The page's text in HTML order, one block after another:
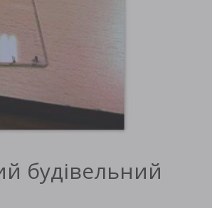
будівельний